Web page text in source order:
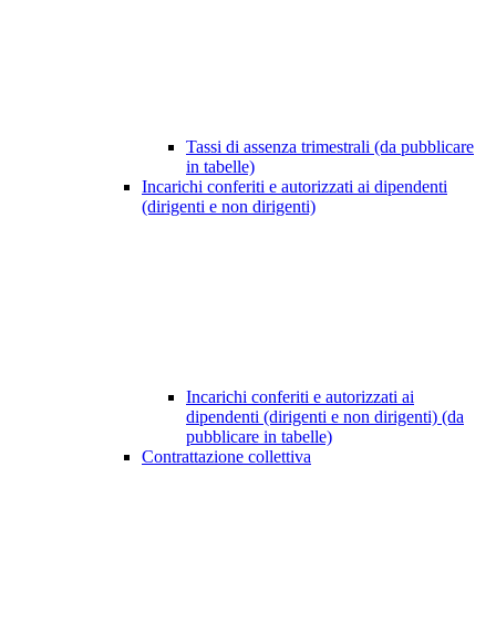
Tassi di assenza trimestrali (da pubblicare
in tabelle)
Incarichi conferiti e autorizzati ai dipendenti
(dirigenti e non dirigenti)
Incarichi conferiti e autorizzati ai
dipendenti (dirigenti e non dirigenti) (da
pubblicare in tabelle)
Contrattazione collettiva